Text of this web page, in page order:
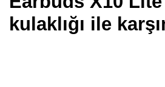
kulaklığı ile